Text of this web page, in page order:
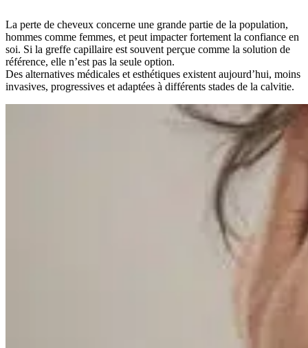
La perte de cheveux concerne une grande partie de la population,
hommes comme femmes, et peut impacter fortement la confiance en
soi. Si la greffe capillaire est souvent perçue comme la solution de
référence, elle n’est pas la seule option.
Des alternatives médicales et esthétiques existent aujourd’hui, moins
invasives, progressives et adaptées à différents stades de la calvitie.